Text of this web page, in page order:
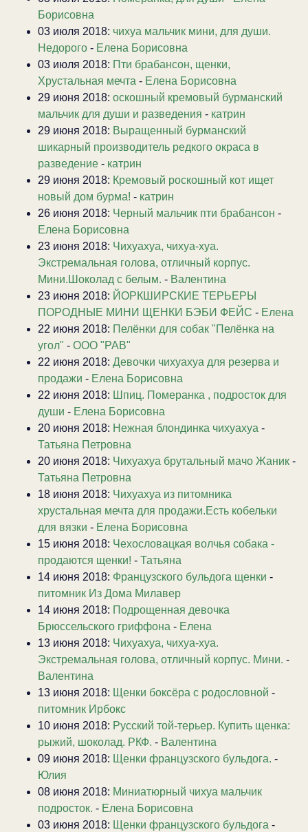
Борисовна
03 июля 2018: чихуа мальчик мини, для души.
Недорого - Елена Борисовна
03 июля 2018: Пти брабансон, щенки,
Хрустальная мечта - Елена Борисовна
29 июня 2018: оскошный кремовый бурманский
мальчик для души и разведения - катрин
29 июня 2018: Выращенный бурманский
шикарный производитель редкого окраса в
разведение - катрин
29 июня 2018: Кремовый роскошный кот ищет
новый дом бурма! - катрин
26 июня 2018: Черный мальчик пти брабансон -
Елена Борисовна
23 июня 2018: Чихуахуа, чихуа-хуа.
Экстремальная голова, отличный корпус.
Мини.Шоколад с белым. - Валентина
23 июня 2018: ЙОРКШИРСКИЕ ТЕРЬЕРЫ
ПОРОДНЫЕ МИНИ ЩЕНКИ БЭБИ ФЕЙС - Елена
22 июня 2018: Пелёнки для собак "Пелёнка на
угол" - ООО "РАВ"
22 июня 2018: Девочки чихуахуа для резерва и
продажи - Елена Борисовна
22 июня 2018: Шпиц. Померанка , подросток для
души - Елена Борисовна
20 июня 2018: Нежная блондинка чихуахуа -
Татьяна Петровна
20 июня 2018: Чихуахуа брутальный мачо Жаник -
Татьяна Петровна
18 июня 2018: Чихуахуа из питомника
хрустальная мечта для продажи.Есть кобельки
для вязки - Елена Борисовна
15 июня 2018: Чехословацкая волчья собака -
продаются щенки! - Татьяна
14 июня 2018: Французского бульдога щенки -
питомник Из Дома Милавер
14 июня 2018: Подрощенная девочка
Брюссельского гриффона - Елена
13 июня 2018: Чихуахуа, чихуа-хуа.
Экстремальная голова, отличный корпус. Мини. -
Валентина
13 июня 2018: Щенки боксёра с родословной -
питомник Ирбокс
10 июня 2018: Русский той-терьер. Купить щенка:
рыжий, шоколад. РКФ. - Валентина
09 июня 2018: Щенки французского бульдога. -
Юлия
08 июня 2018: Миниатюрный чихуа мальчик
подросток. - Елена Борисовна
03 июня 2018: Щенки французского бульдога -